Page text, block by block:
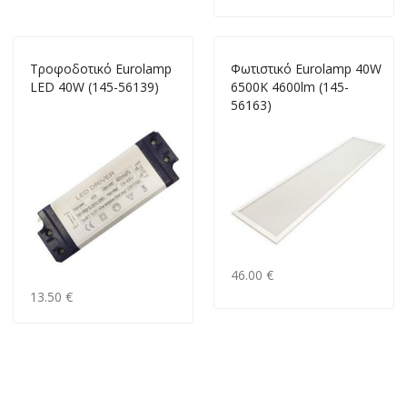
Τροφοδοτικό Eurolamp
LED 40W (145-56139)
13.50 €
Φωτιστικό Eurolamp 40W
6500K 4600lm (145-
56163)
46.00 €